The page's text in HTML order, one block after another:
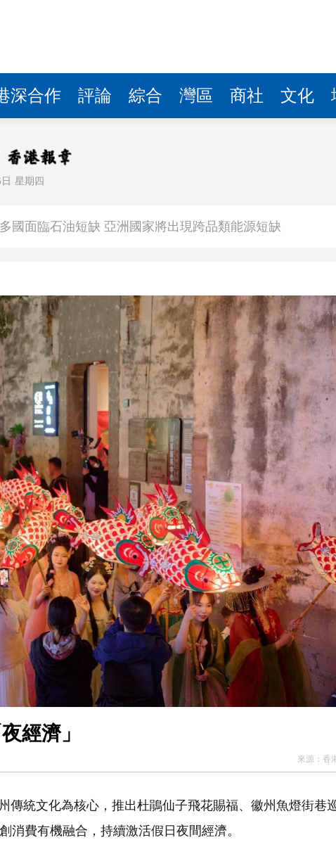
深合作 評論 綜合 灣區 商社 文化
星期四
跳水界業內人士牽涉其中
花」文章
軍襲擊」
成風景線 親子游持續熱火
經濟」
國面臨石油短缺 亞洲國家將出現跨品類能源短缺
軍襲擊」
山賽區開賽
成風景線 親子游持續熱火
經濟」
園
國面臨石油短缺 亞洲國家將出現跨品類能源短缺
跳水界業內人士牽涉其中
花」文章
軍襲擊」
山賽區開賽
成風景線 親子游持續熱火
經濟」
來源： 香
統文化為核心，推出杜鵑仙子飛花賜福、徽州魚燈街巷
消費有機融合，持續激活假日夜間經濟。